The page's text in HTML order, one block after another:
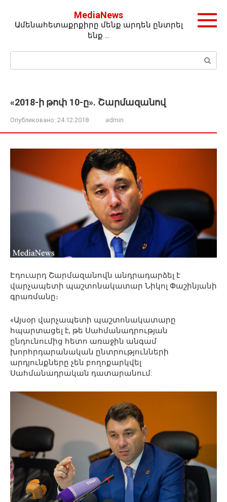
контенту
MediaNews
Ամենահետաքրքիրը մենք արդեն ընտրել
ենք …
Поиск:
«2018-ի թոփ 10-ը». Շարմազանով
Опубликовано: 24.12.2018 admin
Էդուարդ Շարմազանովն անդրադարձել է
վարչապետի պաշտոնակատար Նիկոլ Փաշինյանի
գրառմանը։
«Այսօր վարչապետի պաշտոնակատարը
հպարտացել է, թե Սահմանադրության
ընդունումից հետո առաջին անգամ
խորհրդարանական ընտրությունների
արդյունքները չեն բողոքարկվել
Սահմանադրական դատարանում: